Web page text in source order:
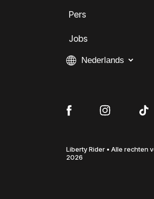
Pers
Jobs
Liberty Rider • Alle rechten
2026